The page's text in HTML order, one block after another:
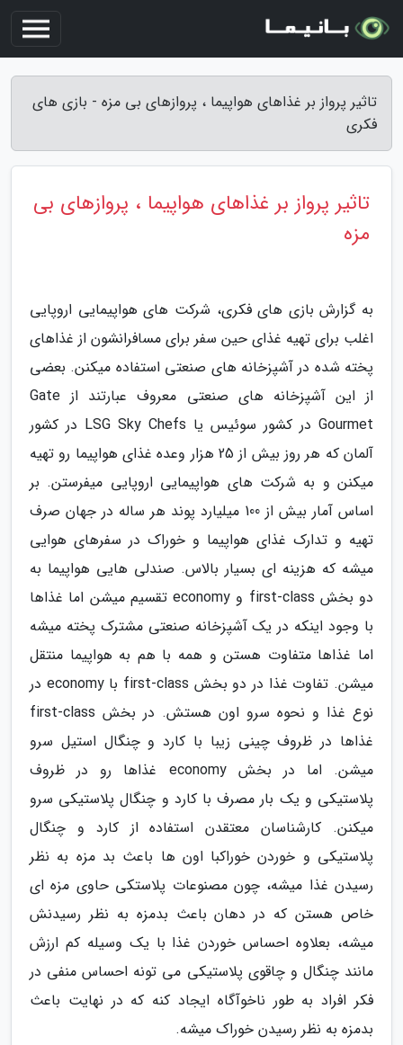
تاثیر پرواز بر غذاهای هواپیما ، پروازهای بی مزه - بازی های
فکری
تاثیر پرواز بر غذاهای هواپیما ، پروازهای بی
مزه
به گزارش بازی های فکری، شرکت های هواپیمایی اروپایی
اغلب برای تهیه غذای حین سفر برای مسافرانشون از غذاهای
پخته شده در آشپزخانه های صنعتی استفاده میکنن. بعضی
از این آشپزخانه های صنعتی معروف عبارتند از Gate
Gourmet در کشور سوئیس یا LSG Sky Chefs در کشور
آلمان که هر روز بیش از 25 هزار وعده غذای هواپیما رو تهیه
میکنن و به شرکت های هواپیمایی اروپایی میفرستن. بر
اساس آمار بیش از 100 میلیارد پوند هر ساله در جهان صرف
تهیه و تدارک غذای هواپیما و خوراک در سفرهای هوایی
میشه که هزینه ای بسیار بالاس. صندلی هایی هواپیما به
دو بخش first-class و economy تقسیم میشن اما غذاها
با وجود اینکه در یک آشپزخانه صنعتی مشترک پخته میشه
اما غذاها متفاوت هستن و همه با هم به هواپیما منتقل
میشن. تفاوت غذا در دو بخش first-class با economy در
نوع غذا و نحوه سرو اون هستش. در بخش first-class
غذاها در ظروف چینی زیبا با کارد و چنگال استیل سرو
میشن. اما در بخش economy غذاها رو در ظروف
پلاستیکی و یک بار مصرف با کارد و چنگال پلاستیکی سرو
میکنن. کارشناسان معتقدن استفاده از کارد و چنگال
پلاستیکی و خوردن خوراکبا اون ها باعث بد مزه به نظر
رسیدن غذا میشه، چون مصنوعات پلاستکی حاوی مزه ای
خاص هستن که در دهان باعث بدمزه به نظر رسیدنش
میشه، بعلاوه احساس خوردن غذا با یک وسیله کم ارزش
مانند چنگال و چاقوی پلاستیکی می تونه احساس منفی در
فکر افراد به طور ناخوآگاه ایجاد کنه که در نهایت باعث
بدمزه به نظر رسیدن خوراک میشه.